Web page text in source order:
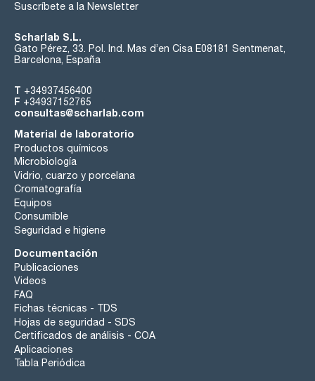
Suscríbete a la Newsletter
Scharlab S.L.
Gato Pérez, 33. Pol. Ind. Mas d’en Cisa E08181 Sentmenat,
Barcelona, España
T +34937456400
F +34937152765
consultas@scharlab.com
Material de laboratorio
Productos químicos
Microbiología
Vidrio, cuarzo y porcelana
Cromatografía
Equipos
Consumible
Seguridad e higiene
Documentación
Publicaciones
Videos
FAQ
Fichas técnicas - TDS
Hojas de seguridad - SDS
Certificados de análisis - COA
Aplicaciones
Tabla Periódica